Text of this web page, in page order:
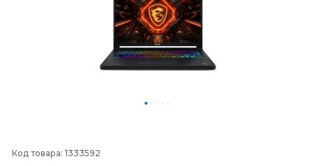
Код товара: 1333592